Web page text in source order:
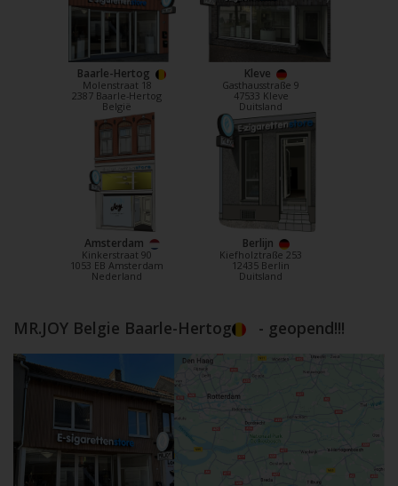
Baarle-Hertog
Molenstraat 18
2387 Baarle-Hertog
België
Kleve
Gasthausstraße 9
47533 Kleve
Duitsland
Amsterdam
Kinkerstraat 90
1053 EB Amsterdam
Nederland
Berlijn
Kiefholztraße 253
12435 Berlin
Duitsland
MR.JOY Belgie Baarle-Hertog - geopend!!!